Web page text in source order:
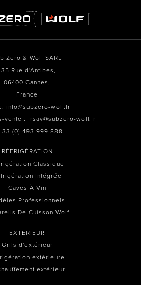
Zero & Wolf SARL
Rue d'Antibes,
06400 Cannes,
France
info@subzero-wolf.fr
vente : frsav@subzero-wolf.fr
33 (0) 493 999 888
RÉFRIGÉRATION
Classique
Intégrée
Caves À Vin
Professionnels
De Cuisson Wolf
EXTERIEUR
Grils d'extérieur
extérieure
extérieur